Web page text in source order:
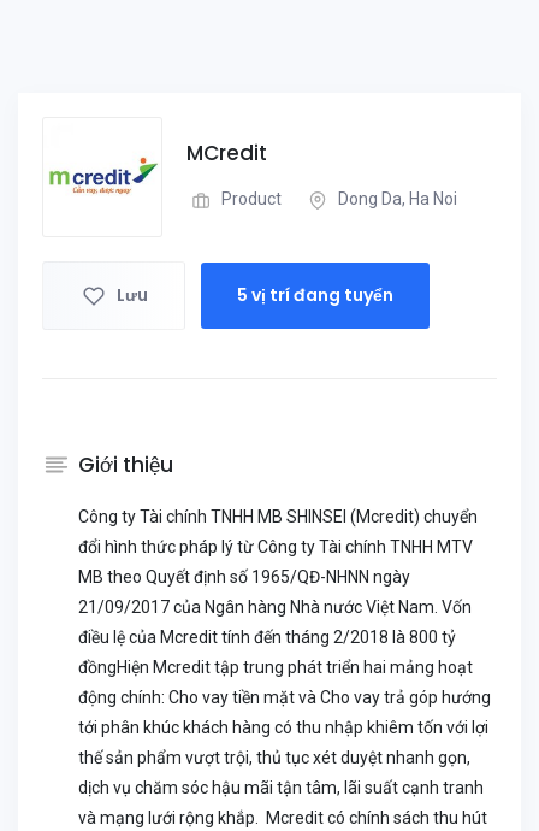
MCredit
Product Dong Da, Ha Noi
Lưu 5 vị trí đang tuyển
Giới thiệu
Công ty Tài chính TNHH MB SHINSEI (Mcredit) chuyển
đổi hình thức pháp lý từ Công ty Tài chính TNHH MTV
MB theo Quyết định số 1965/QĐ-NHNN ngày
21/09/2017 của Ngân hàng Nhà nước Việt Nam. Vốn
điều lệ của Mcredit tính đến tháng 2/2018 là 800 tỷ
đồngHiện Mcredit tập trung phát triển hai mảng hoạt
động chính: Cho vay tiền mặt và Cho vay trả góp hướng
tới phân khúc khách hàng có thu nhập khiêm tốn với lợi
thế sản phẩm vượt trội, thủ tục xét duyệt nhanh gọn,
dịch vụ chăm sóc hậu mãi tận tâm, lãi suất cạnh tranh
và mạng lưới rộng khắp. Mcredit có chính sách thu hút